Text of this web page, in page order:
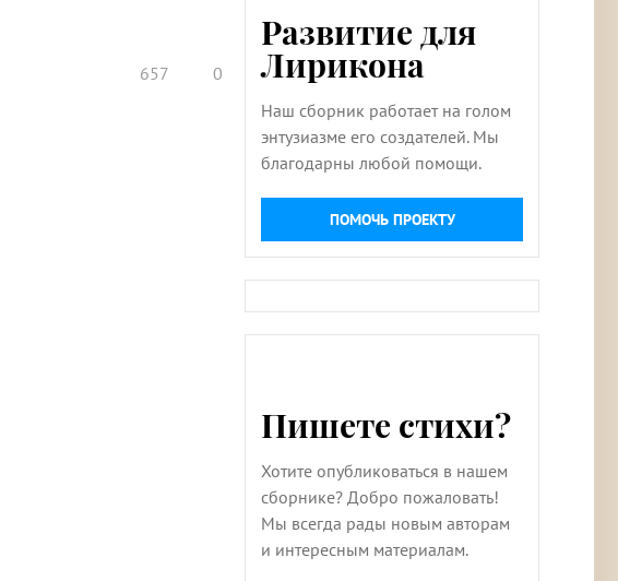
657 0
Развитие для
Лирикона
Наш сборник работает на голом
энтузиазме его создателей. Мы
благодарны любой помощи.
ПОМОЧЬ ПРОЕКТУ
Пишете стихи?
Хотите опубликоваться в нашем
сборнике? Добро пожаловать!
Мы всегда рады новым авторам
и интересным материалам.